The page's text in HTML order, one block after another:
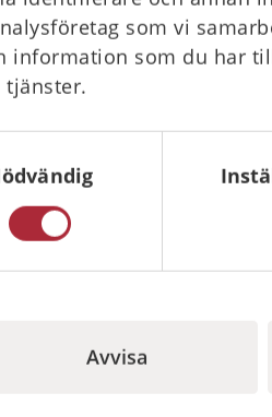
som vi
information som du har
tjänster.
Avvisa